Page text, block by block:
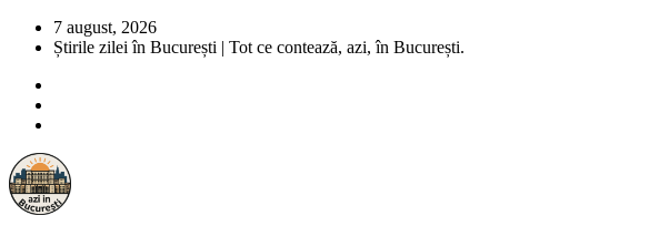
7 august, 2026
Știrile zilei în București | Tot ce contează, azi, în București.